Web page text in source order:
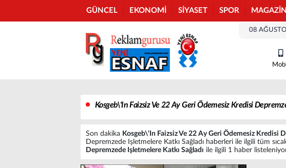
GÜNCEL EKONOMİ SİYASET SPOR MAGAZİN
08
Kosgeb\'In Faizsiz Ve 22 Ay Geri Ödemesiz Kredisi
Son dakika Kosgeb\'In Faizsiz Ve 22 Ay Geri Ödemesiz Kredisi
Depremzede Işletmelere Katkı Sağladı haberleri ile ilgili tüm
Depremzede Işletmelere Katkı Sağladı ile ilgili 1 haber